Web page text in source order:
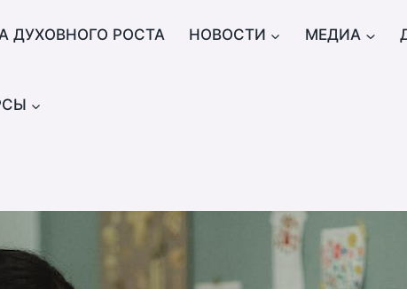
ДУХОВНОГО РОСТА НОВОСТИ МЕДИА